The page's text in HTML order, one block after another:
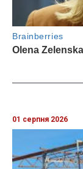
01 серпня 2026